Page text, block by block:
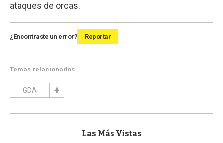
ataques de orcas.
¿Encontraste un error? Reportar
Temas relacionados
GDA
Las Más Vistas